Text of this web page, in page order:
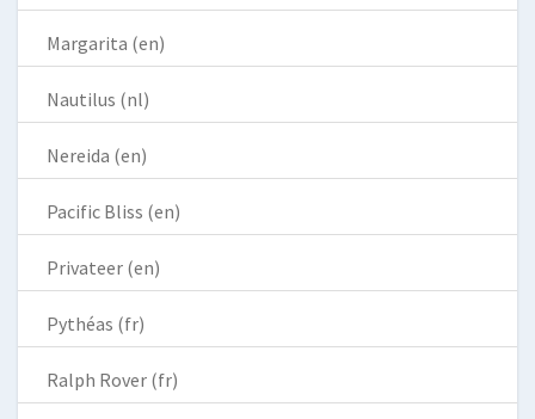
Margarita (en)
Nautilus (nl)
Nereida (en)
Pacific Bliss (en)
Privateer (en)
Pythéas (fr)
Ralph Rover (fr)